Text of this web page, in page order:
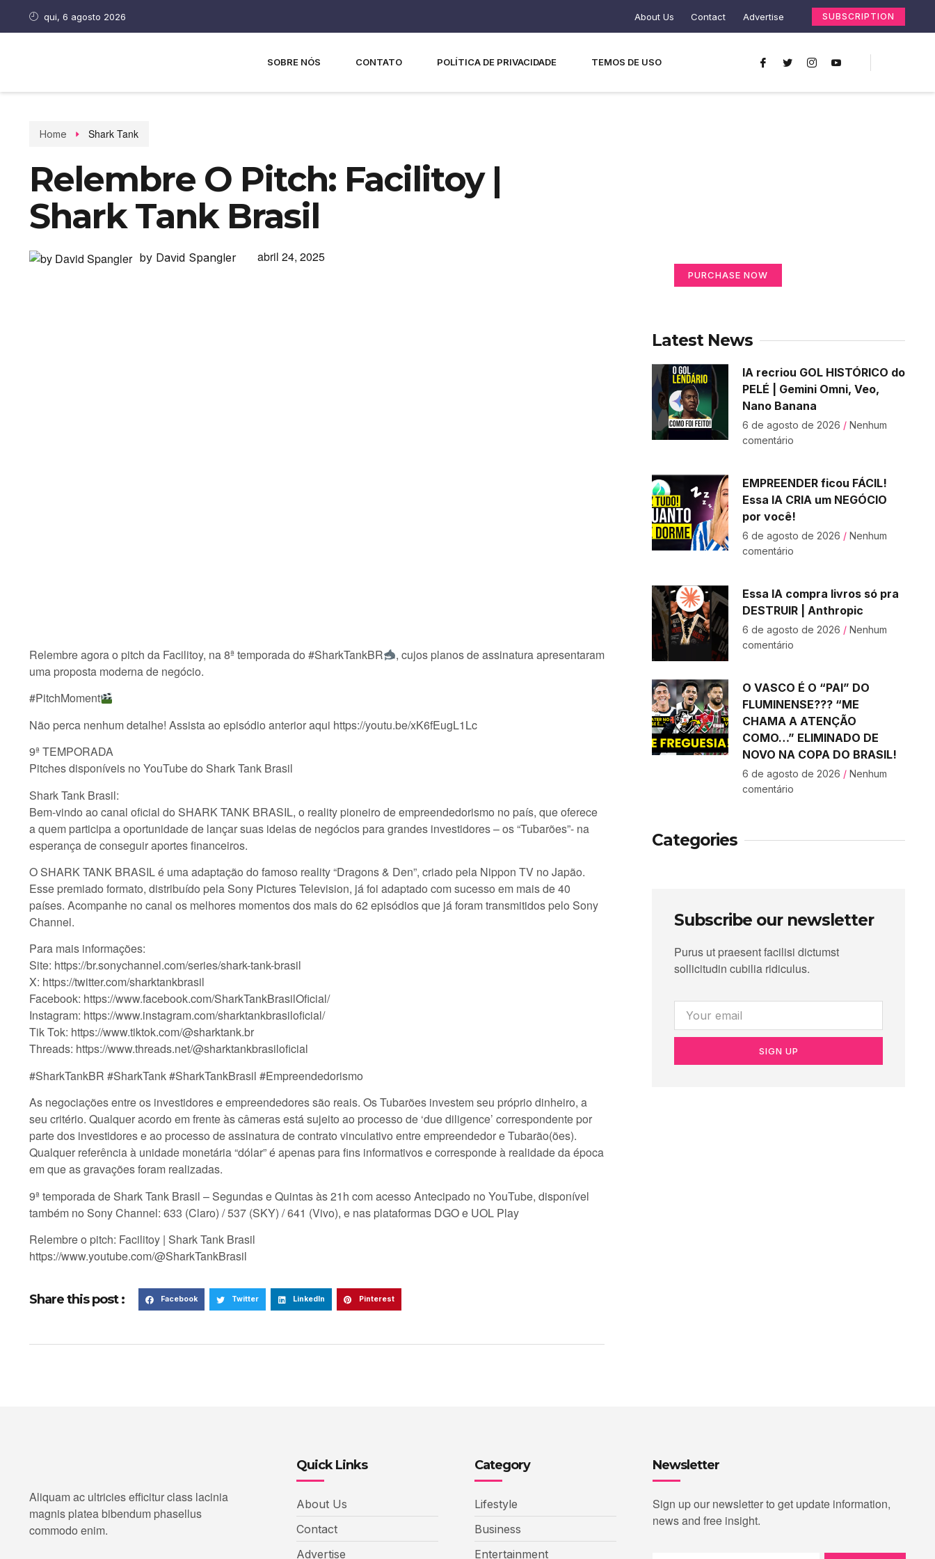
qui, 6 agosto 2026 About Us Contact Advertise SUBSCRIPTION
SOBRE NÓS CONTATO POLÍTICA DE PRIVACIDADE TEMOS DE USO
Home Shark Tank
Relembre O Pitch: Facilitoy |
Shark Tank Brasil
by David Spangler abril 24, 2025
Relembre agora o pitch da Facilitoy, na 8ª temporada do #SharkTankBR
, cujos planos de assinatura apresentaram
uma proposta moderna de negócio.
#PitchMoment
Não perca nenhum detalhe! Assista ao episódio anterior aqui https://youtu.be/xK6fEugL1Lc
9ª TEMPORADA
Pitches disponíveis no YouTube do Shark Tank Brasil
Shark Tank Brasil:
Bem-vindo ao canal oficial do SHARK TANK BRASIL, o reality pioneiro de empreendedorismo no país, que oferece
a quem participa a oportunidade de lançar suas ideias de negócios para grandes investidores – os “Tubarões”- na
esperança de conseguir aportes financeiros.
O SHARK TANK BRASIL é uma adaptação do famoso reality “Dragons & Den”, criado pela Nippon TV no Japão.
Esse premiado formato, distribuído pela Sony Pictures Television, já foi adaptado com sucesso em mais de 40
países. Acompanhe no canal os melhores momentos dos mais do 62 episódios que já foram transmitidos pelo Sony
Channel.
Para mais informações:
Site: https://br.sonychannel.com/series/shark-tank-brasil
X: https://twitter.com/sharktankbrasil
Facebook: https://www.facebook.com/SharkTankBrasilOficial/
Instagram: https://www.instagram.com/sharktankbrasiloficial/
Tik Tok: https://www.tiktok.com/@sharktank.br
Threads: https://www.threads.net/@sharktankbrasiloficial
#SharkTankBR #SharkTank #SharkTankBrasil #Empreendedorismo
As negociações entre os investidores e empreendedores são reais. Os Tubarões investem seu próprio dinheiro, a
seu critério. Qualquer acordo em frente às câmeras está sujeito ao processo de ‘due diligence’ correspondente por
parte dos investidores e ao processo de assinatura de contrato vinculativo entre empreendedor e Tubarão(ões).
Qualquer referência à unidade monetária “dólar” é apenas para fins informativos e corresponde à realidade da época
em que as gravações foram realizadas.
9ª temporada de Shark Tank Brasil – Segundas e Quintas às 21h com acesso Antecipado no YouTube, disponível
também no Sony Channel: 633 (Claro) / 537 (SKY) / 641 (Vivo), e nas plataformas DGO e UOL Play
Relembre o pitch: Facilitoy | Shark Tank Brasil
https://www.youtube.com/@SharkTankBrasil
Share this post : Facebook Twitter LinkedIn Pinterest
PURCHASE NOW
Latest News
IA recriou GOL HISTÓRICO do
PELÉ | Gemini Omni, Veo,
Nano Banana
6 de agosto de 2026 Nenhum
comentário
EMPREENDER ficou FÁCIL!
Essa IA CRIA um NEGÓCIO
por você!
6 de agosto de 2026 Nenhum
comentário
Essa IA compra livros só pra
DESTRUIR | Anthropic
6 de agosto de 2026 Nenhum
comentário
O VASCO É O “PAI” DO
FLUMINENSE??? “ME
CHAMA A ATENÇÃO
COMO…” ELIMINADO DE
NOVO NA COPA DO BRASIL!
6 de agosto de 2026 Nenhum
comentário
Categories
Subscribe our newsletter
Purus ut praesent facilisi dictumst
sollicitudin cubilia ridiculus.
SIGN UP
Aliquam ac ultricies efficitur class lacinia
magnis platea bibendum phasellus
commodo enim.
Quick Links
About Us
Contact
Advertise
Category
Lifestyle
Business
Entertainment
Newsletter
Sign up our newsletter to get update information,
news and free insight.